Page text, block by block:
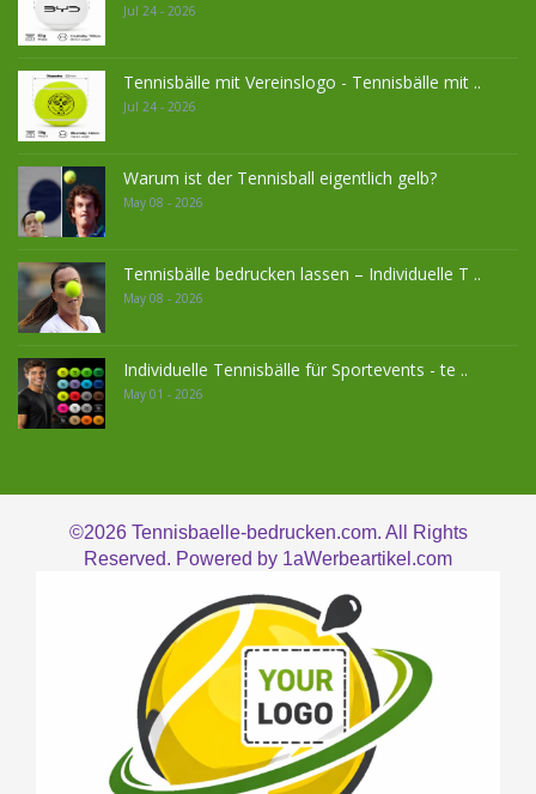
Jul 24 - 2026
Tennisbälle mit Vereinslogo - Tennisbälle mit ..
Jul 24 - 2026
Warum ist der Tennisball eigentlich gelb?
May 08 - 2026
Tennisbälle bedrucken lassen – Individuelle T ..
May 08 - 2026
Individuelle Tennisbälle für Sportevents - te ..
May 01 - 2026
©2026 Tennisbaelle-bedrucken.com. All Rights
Reserved. Powered by 1aWerbeartikel.com